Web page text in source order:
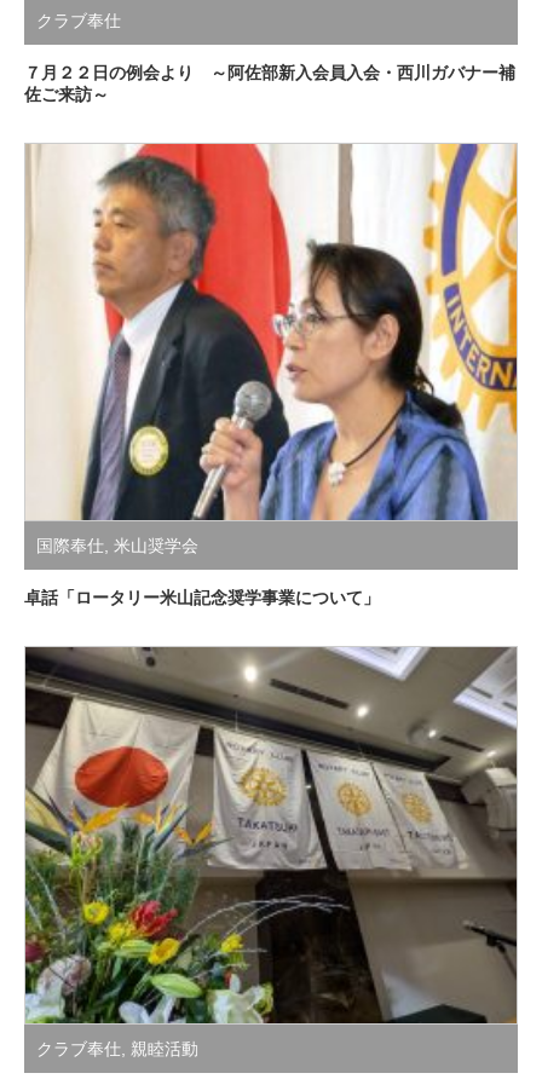
クラブ奉仕
７月２２日の例会より ～阿佐部新入会員入会・西川ガバナー補
佐ご来訪～
国際奉仕 米山奨学会
卓話「ロータリー米山記念奨学事業について」
クラブ奉仕 親睦活動